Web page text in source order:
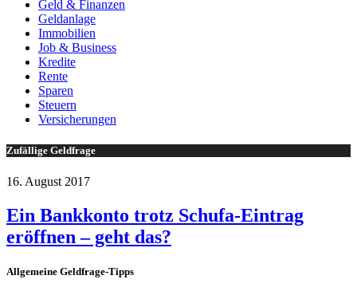
Geld & Finanzen
Geldanlage
Immobilien
Job & Business
Kredite
Rente
Sparen
Steuern
Versicherungen
Zufällige Geldfrage
16. August 2017
Ein Bankkonto trotz Schufa-Eintrag
eröffnen – geht das?
Allgemeine Geldfrage-Tipps